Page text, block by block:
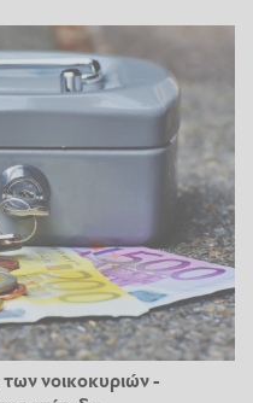
των νοικοκυριών -